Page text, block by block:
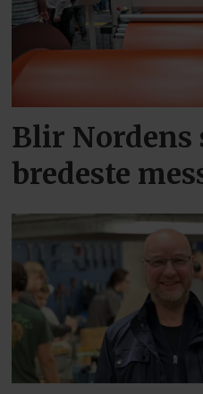
Blir Nordens
bredeste